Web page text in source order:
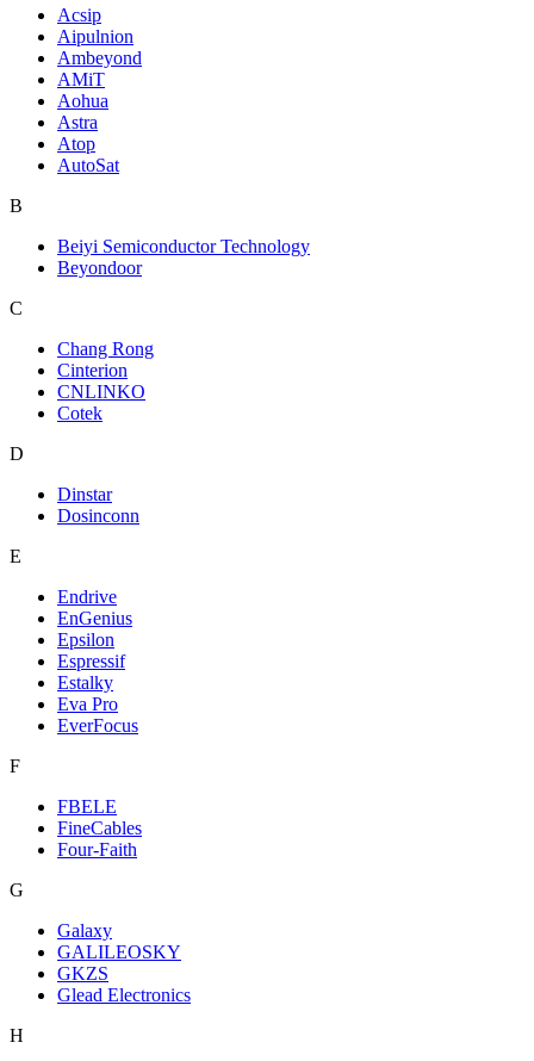
Acsip
Aipulnion
Ambeyond
AMiT
Aohua
Astra
Atop
AutoSat
B
Beiyi Semiconductor Technology
Beyondoor
C
Chang Rong
Cinterion
CNLINKO
Cotek
D
Dinstar
Dosinconn
E
Endrive
EnGenius
Epsilon
Espressif
Estalky
Eva Pro
EverFocus
F
FBELE
FineCables
Four-Faith
G
Galaxy
GALILEOSKY
GKZS
Glead Electronics
H